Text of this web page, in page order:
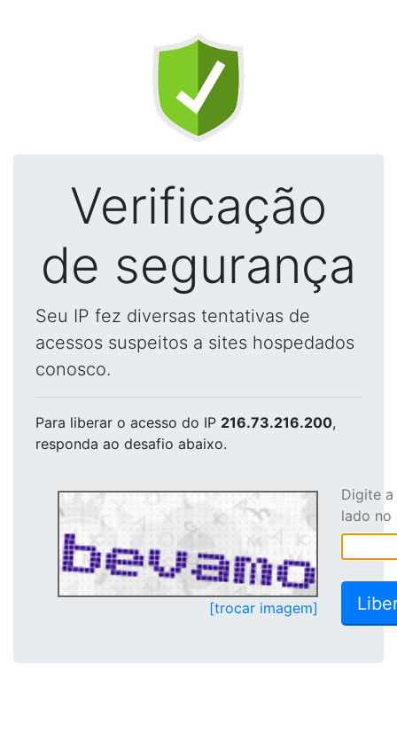
Verificação
de segurança
Seu IP fez diversas tentativas de
acessos suspeitos a sites hospedados
conosco.
Para liberar o acesso do IP 216.73.216.200,
responda ao desafio abaixo.
[trocar imagem]
Digite
lado no